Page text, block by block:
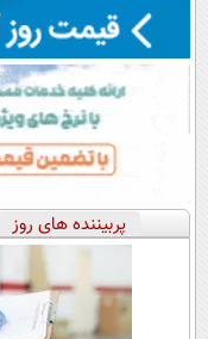
پربیننده های روز